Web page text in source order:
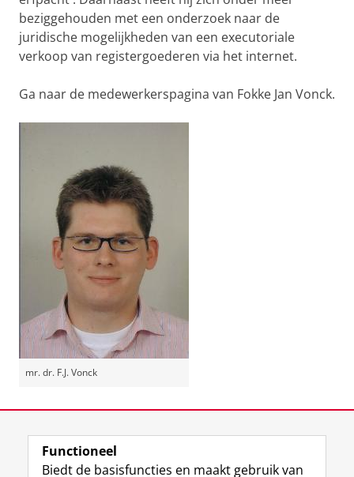
beziggehouden met een onderzoek naar de
juridische mogelijkheden van een executoriale
verkoop van registergoederen via het internet.
Ga naar de medewerkerspagina van Fokke Jan Vonck.
mr. dr. F.J. Vonck
View this page in:English
Functioneel
Biedt de basisfuncties en maakt gebruik van